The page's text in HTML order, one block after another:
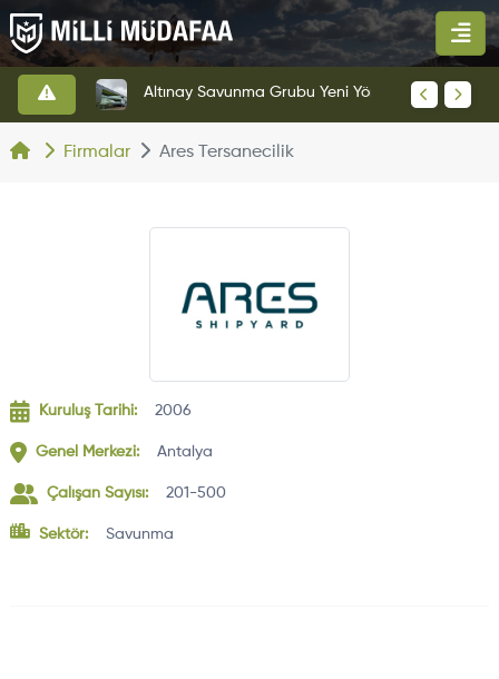
Firmalar Ares Tersanecilik
Kuruluş Tarihi: 2006
Genel Merkezi: Antalya
Çalışan Sayısı: 201-500
Sektör: Savunma